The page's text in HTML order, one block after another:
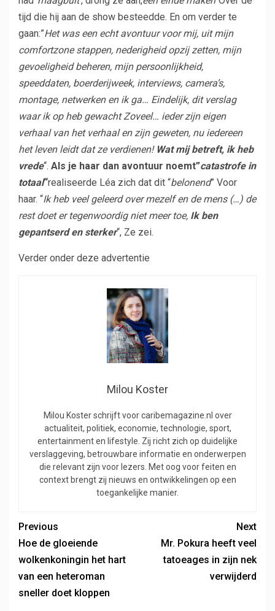
tijd die hij aan de show besteedde. En om verder te
gaan:”Het was een echt avontuur voor mij, uit mijn
comfortzone stappen, nederigheid opzij zetten, mijn
gevoeligheid beheren, mijn persoonlijkheid,
speeddaten, boerderijweek, interviews, camera’s,
montage, netwerken en ik ga… Eindelijk, dit verslag
waar ik op heb gewacht Zoveel… ieder zijn eigen
verhaal van het verhaal en zijn geweten, nu iedereen
het leven leidt dat ze verdienen! Wat mij betreft, ik heb
vrede“. Als je haar dan avontuur noemt”catastrofe in
totaal“realiseerde Léa zich dat dit “belonend” Voor
haar. “Ik heb veel geleerd over mezelf en de mens (…) de
rest doet er tegenwoordig niet meer toe, Ik ben
gepantserd en sterker“, Ze zei.
Verder onder deze advertentie
Milou Koster
Milou Koster schrijft voor caribemagazine.nl over
actualiteit, politiek, economie, technologie, sport,
entertainment en lifestyle. Zij richt zich op duidelijke
verslaggeving, betrouwbare informatie en onderwerpen
die relevant zijn voor lezers. Met oog voor feiten en
context brengt zij nieuws en ontwikkelingen op een
toegankelijke manier.
Previous
Hoe de gloeiende
wolkenkoningin het hart
van een heteroman
sneller doet kloppen
Next
Mr. Pokura heeft veel
tatoeages in zijn nek
verwijderd